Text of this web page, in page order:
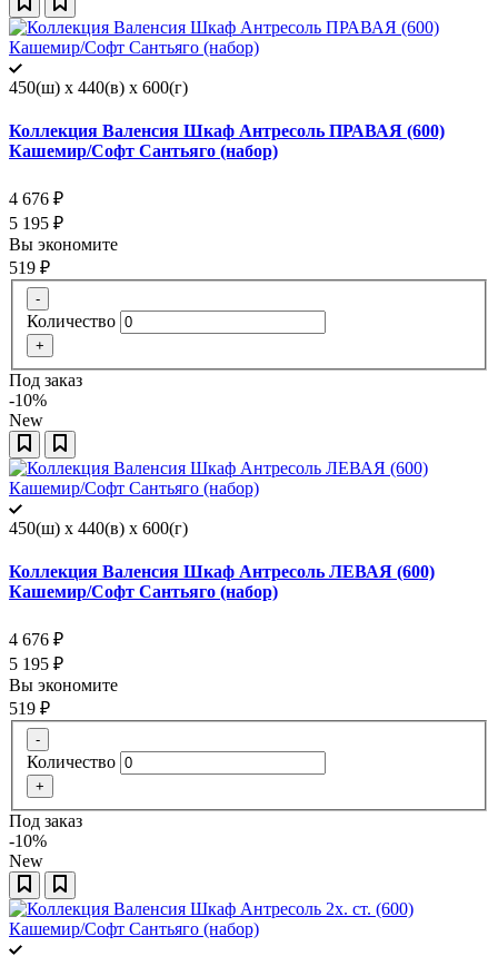
450(ш) x 440(в) x 600(г)
Коллекция Валенсия Шкаф Антресоль ПРАВАЯ (600)
Кашемир/Софт Сантьяго (набор)
4 676 ₽
5 195 ₽
Вы экономите
519 ₽
-
Количество
+
Под заказ
-10%
New
450(ш) x 440(в) x 600(г)
Коллекция Валенсия Шкаф Антресоль ЛЕВАЯ (600)
Кашемир/Софт Сантьяго (набор)
4 676 ₽
5 195 ₽
Вы экономите
519 ₽
-
Количество
+
Под заказ
-10%
New